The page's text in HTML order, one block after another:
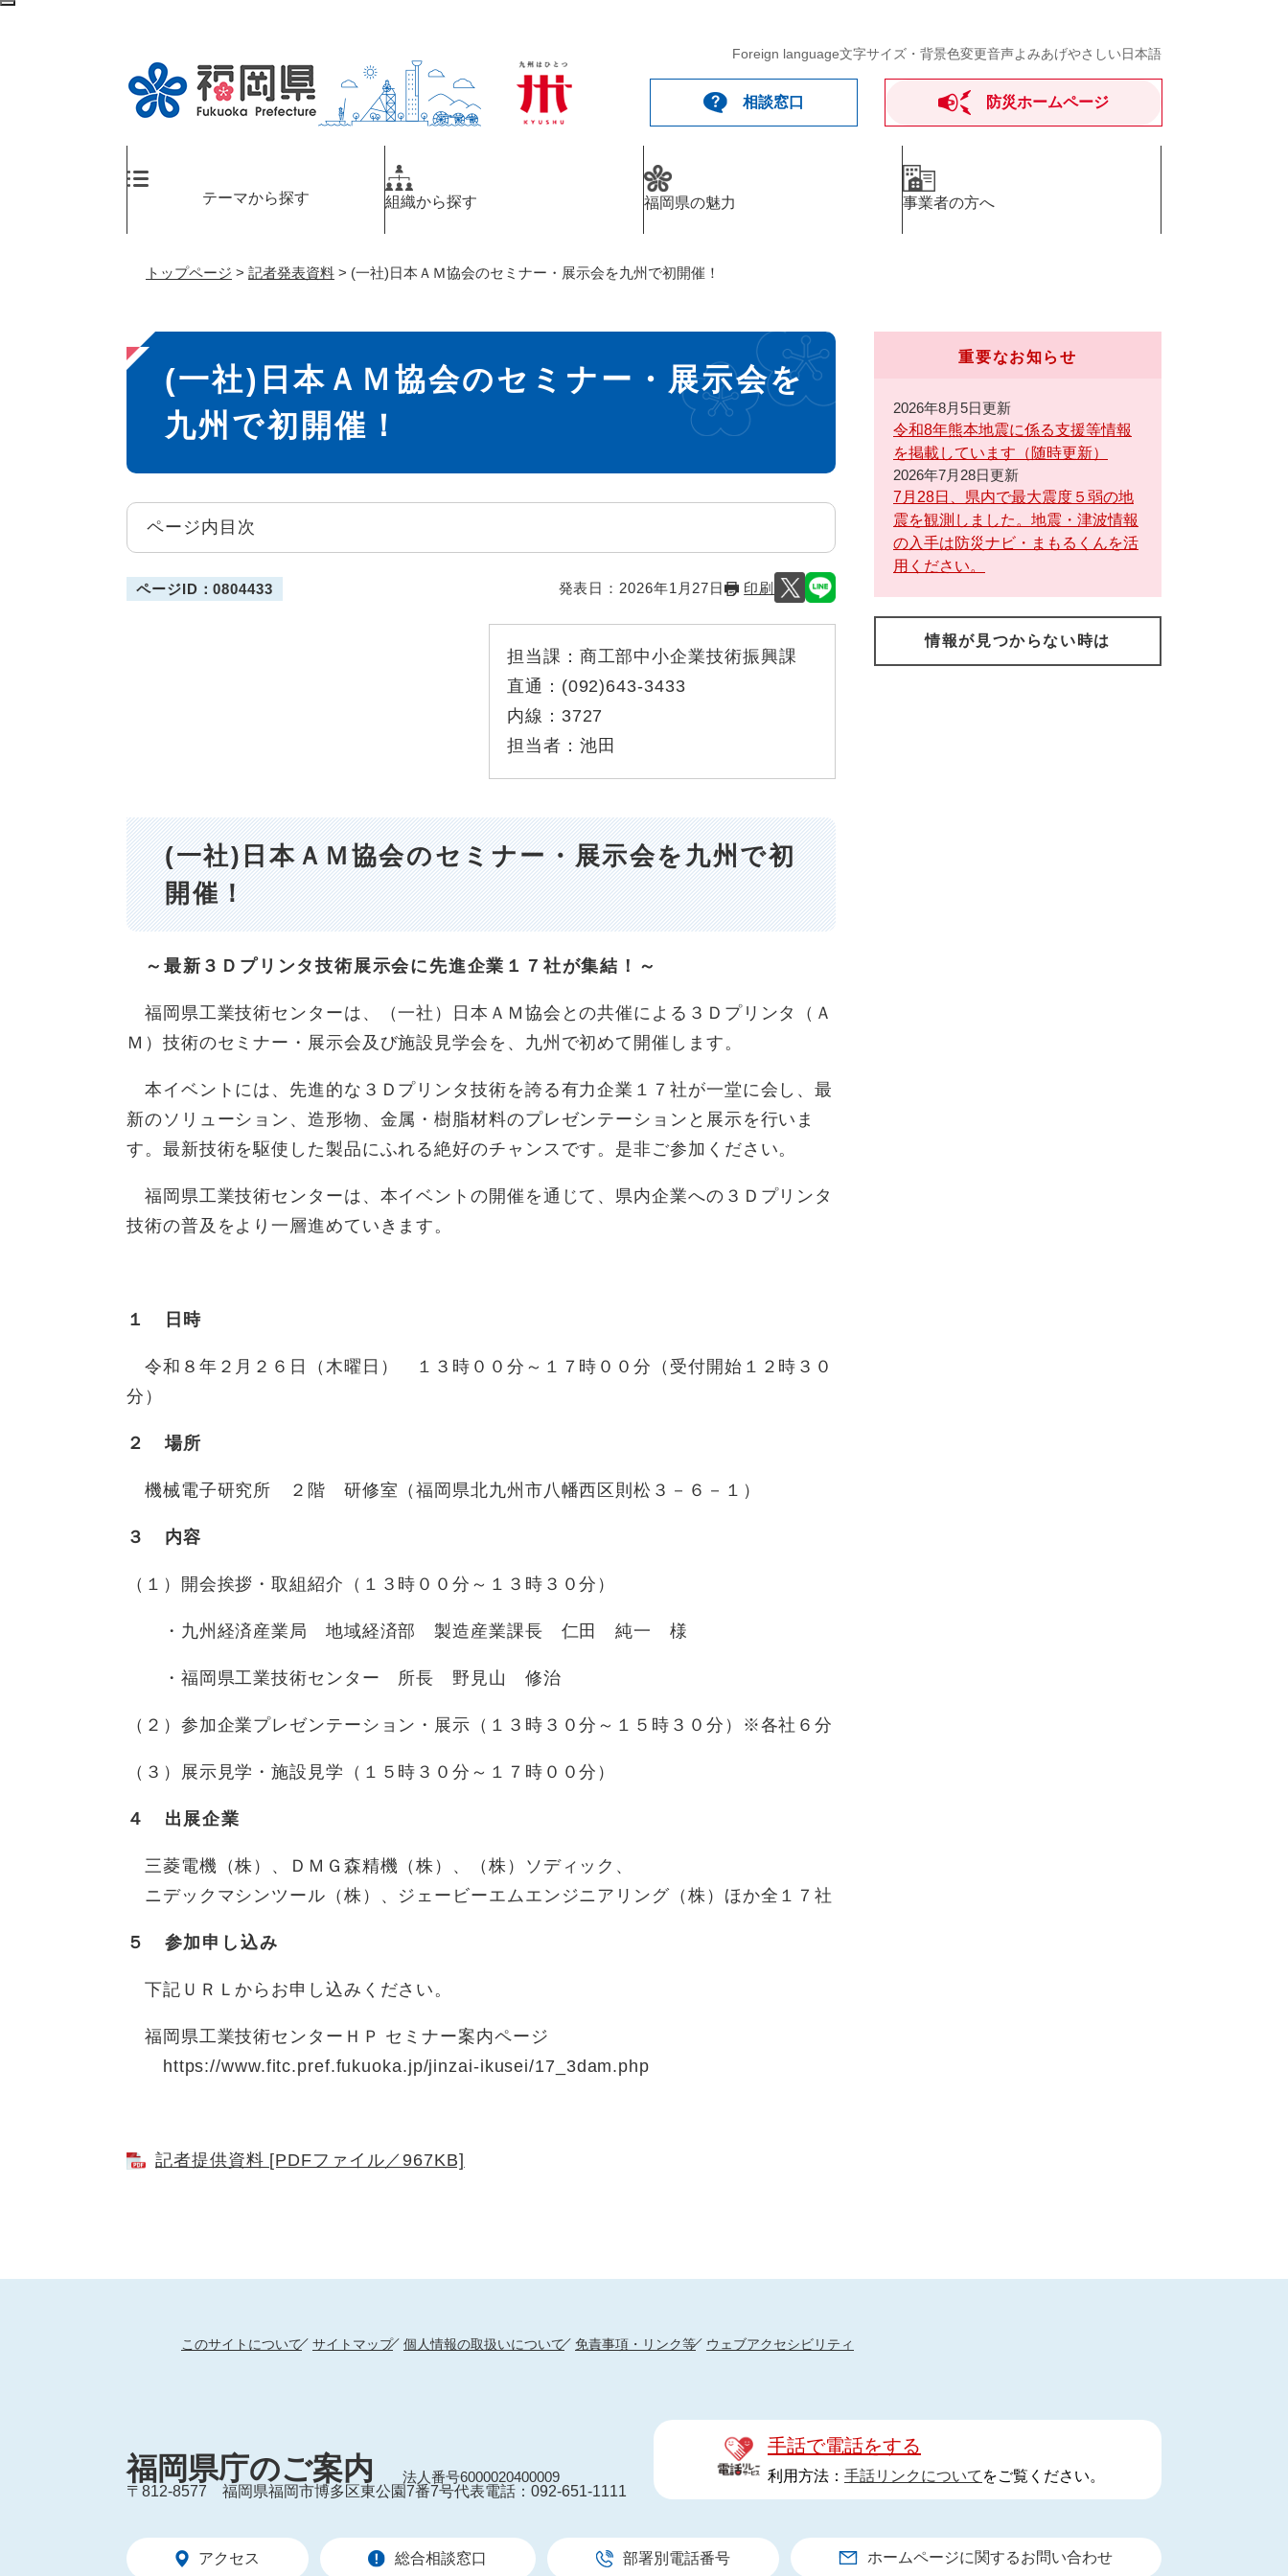
ペ
メ
Foreign language文字サイズ・背景色変更音声よみあげやさしい日本語
相談窓口 防災ホームページ
テーマから探す 組織から探す 福岡県の魅力 事業者の方へ
トップページ > 記者発表資料 > (一社)日本ＡＭ協会のセミナー・展示会を九州で初開催！
本
文
(一社)日本ＡＭ協会のセミナー・展示会を
九州で初開催！
ページ内目次
ページID：0804433 発表日： 2026年1月27日 印刷
担当課： 商工部中小企業技術振興課
直通： (092)643-3433
内線： 3727
担当者： 池田
(一社)日本ＡＭ協会のセミナー・展示会を九州で初
開催！
～最新３Ｄプリンタ技術展示会に先進企業１７社が集結！～
福岡県工業技術センターは、（一社）日本ＡＭ協会との共催による３Ｄプリンタ（Ａ
Ｍ）技術のセミナー・展示会及び施設見学会を、九州で初めて開催します。
本イベントには、先進的な３Ｄプリンタ技術を誇る有力企業１７社が一堂に会し、最
新のソリューション、造形物、金属・樹脂材料のプレゼンテーションと展示を行いま
す。最新技術を駆使した製品にふれる絶好のチャンスです。是非ご参加ください。
福岡県工業技術センターは、本イベントの開催を通じて、県内企業への３Ｄプリンタ
技術の普及をより一層進めていきます。
１ 日時
令和８年２月２６日（木曜日） １３時００分～１７時００分（受付開始１２時３０
分）
２ 場所
機械電子研究所 ２階 研修室（福岡県北九州市八幡西区則松３－６－１）
３ 内容
​（１）開会挨拶・取組紹介（１３時００分～１３時３０分）
・九州経済産業局 地域経済部 製造産業課長 仁田 純一 様
・福岡県工業技術センター 所長 野見山 修治
（２）参加企業プレゼンテーション・展示（１３時３０分～１５時３０分）※各社６分
（３）展示見学・施設見学（１５時３０分～１７時００分）
４ 出展企業​
三菱電機（株）、ＤＭＧ森精機（株）、（株）ソディック、
ニデックマシンツール（株）、ジェービーエムエンジニアリング（株）ほか全１７社
５ 参加申し込み
下記ＵＲＬからお申し込みください。
福岡県工業技術センターＨＰ セミナー案内ページ
https://www.fitc.pref.fukuoka.jp/jinzai-ikusei/17_3dam.php
記者提供資料 [PDFファイル／967KB]
重要なお知らせ
2026年8月5日更新
令和8年熊本地震に係る支援等情報
を掲載しています（随時更新）
2026年7月28日更新
7月28日、県内で最大震度５弱の地
震を観測しました。地震・津波情報
の入手は防災ナビ・まもるくんを活
用ください。
情報が見つからない時は
このサイトについて サイトマップ 個人情報の取扱いについて 免責事項・リンク等 ウェブアクセシビリティ
福岡県庁のご案内
法人番号6000020400009
〒812-8577
福岡県福岡市博多区東公園7番7号代表電話：092-651-1111
手話で電話をする
利用方法： 手話リンクについて をご覧ください。
アクセス 総合相談窓口 部署別電話番号 ホームページに関するお問い合わせ